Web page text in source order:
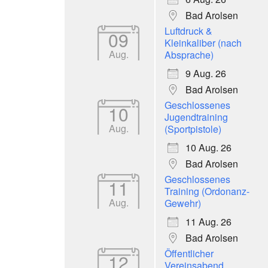
Bad Arolsen
09
Aug.
Luftdruck &
Kleinkaliber (nach
Absprache)
9 Aug. 26
Bad Arolsen
10
Aug.
Geschlossenes
Jugendtraining
(Sportpistole)
10 Aug. 26
Bad Arolsen
11
Aug.
Geschlossenes
Training (Ordonanz-
Gewehr)
11 Aug. 26
Bad Arolsen
12
Öffentlicher
Vereinsabend